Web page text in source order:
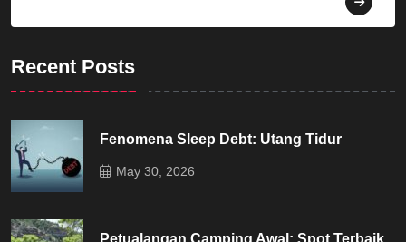
Recent Posts
Fenomena Sleep Debt: Utang Tidur
May 30, 2026
Petualangan Camping Awal: Spot Terbaik